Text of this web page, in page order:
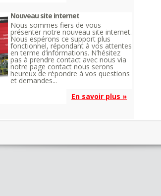
Nouveau site internet
Nous sommes fiers de vous
présenter notre nouveau site internet.
Nous espérons ce support plus
fonctionnel, répondant à vos attentes
en terme d’informations. N’hésitez
pas à prendre contact avec nous via
notre page contact nous serons
heureux de répondre à vos questions
et demandes...
En savoir plus »